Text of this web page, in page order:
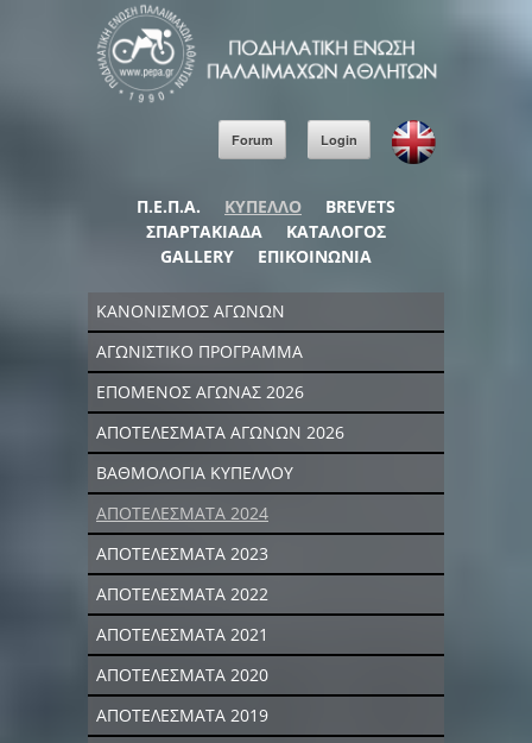
Forum Login
Π.Ε.Π.Α. ΚΥΠΕΛΛΟ
BREVETS
ΣΠΑΡΤΑΚΙΑΔΑ
ΚΑΤΑΛΟΓΟΣ
GALLERY
ΕΠΙΚΟΙΝΩΝΙΑ
ΚΑΝΟΝΙΣΜΟΣ ΑΓΩΝΩΝ
ΑΓΩΝΙΣΤΙΚΟ ΠΡΟΓΡΑΜΜΑ
ΕΠΟΜΕΝΟΣ ΑΓΩΝΑΣ 2026
ΑΠΟΤΕΛΕΣΜΑΤΑ ΑΓΩΝΩΝ 2026
ΒΑΘΜΟΛΟΓΙΑ ΚΥΠΕΛΛΟΥ
ΑΠΟΤΕΛΕΣΜΑΤΑ 2024
ΑΠΟΤΕΛΕΣΜΑΤΑ 2023
ΑΠΟΤΕΛΕΣΜΑΤΑ 2022
ΑΠΟΤΕΛΕΣΜΑΤΑ 2021
ΑΠΟΤΕΛΕΣΜΑΤΑ 2020
ΑΠΟΤΕΛΕΣΜΑΤΑ 2019